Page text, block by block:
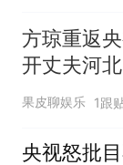
方琼重返
开丈夫河
身份！
果皮聊娱乐 1跟
央视怒批